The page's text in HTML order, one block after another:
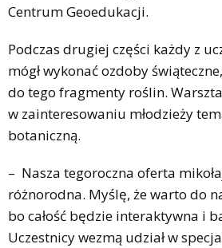
Centrum Geoedukacji.
Podczas drugiej części każdy z
mógł wykonać ozdoby
do tego fragmenty roślin.
w zainteresowaniu młodzieży
botaniczną.
– Nasza tegoroczna oferta
różnorodna. Myślę, że warto do
bo całość będzie interaktywna i
Uczestnicy wezmą udział w